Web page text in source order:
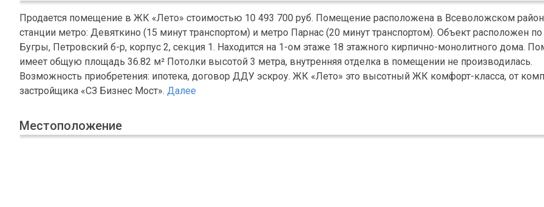
Продается помещение в ЖК «Лето» стоимостью 10 493 700 руб. Помещение расположена в Всеволожском
станции метро: Девяткино (15 минут транспортом) и метро Парнас (20 минут транспортом). Объект расположен по
Бугры, Петровский б-р, корпус 2, секция 1. Находится на 1-ом этаже 18 этажного кирпично-монолитного дома.
имеет общую площадь 36.82 м² Потолки высотой 3 метра, внутренняя отделка в помещении не производилась.
Возможность приобретения: ипотека, договор ДДУ эскроу. ЖК «Лето» это высотный ЖК комфорт-класса, от
застройщика «СЗ Бизнес Мост». Далее
Местоположение